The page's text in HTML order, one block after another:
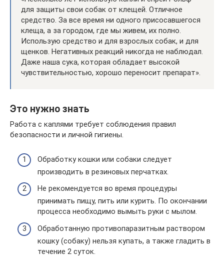
для защиты свои собак от клещей. Отличное
средство. За все время ни одного присосавшегося
клеща, а за городом, где мы живем, их полно.
Использую средство и для взрослых собак, и для
щенков. Негативных реакций никогда не наблюдал.
Даже наша сука, которая обладает высокой
чувствительностью, хорошо переносит препарат».
Это нужно знать
Работа с каплями требует соблюдения правил
безопасности и личной гигиены.
Обработку кошки или собаки следует
производить в резиновых перчатках.
Не рекомендуется во время процедуры
принимать пищу, пить или курить. По окончании
процесса необходимо вымыть руки с мылом.
Обработанную противопаразитным раствором
кошку (собаку) нельзя купать, а также гладить в
течение 2 суток.